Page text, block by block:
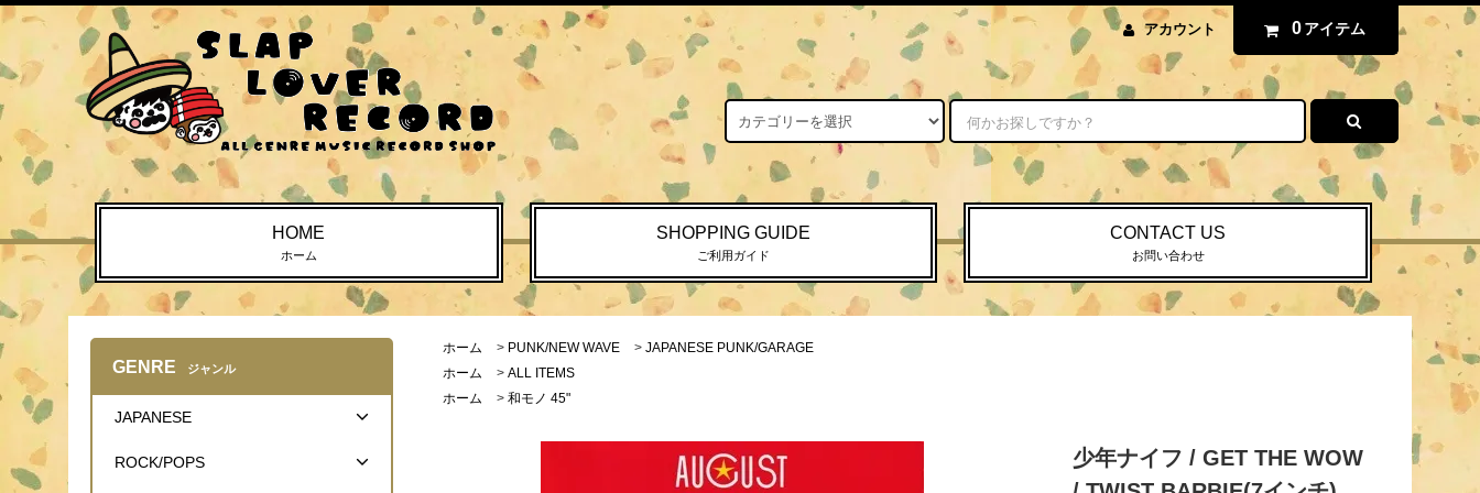
アカウント 0 アイテム
HOME
ホーム
SHOPPING GUIDE
ご利用ガイド
CONTACT US
お問い合わせ
ホーム > PUNK/NEW WAVE > JAPANESE PUNK/GARAGE
ホーム
> ALL ITEMS
ホーム
> 和モノ 45"
少年ナイフ / GET THE WOW
GENRE ジャンル
JAPANESE
ROCK/POPS